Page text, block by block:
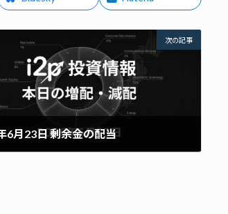
次の記事
6月23日 剰余金の配当